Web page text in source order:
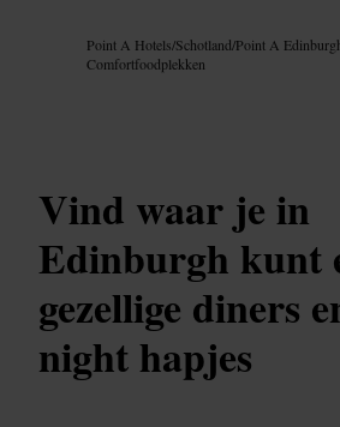
Point A Hotels/Schotland/Point A
Comfortfoodplekken
Vind waar je in
Edinburgh kunt
gezellige diners
night hapjes